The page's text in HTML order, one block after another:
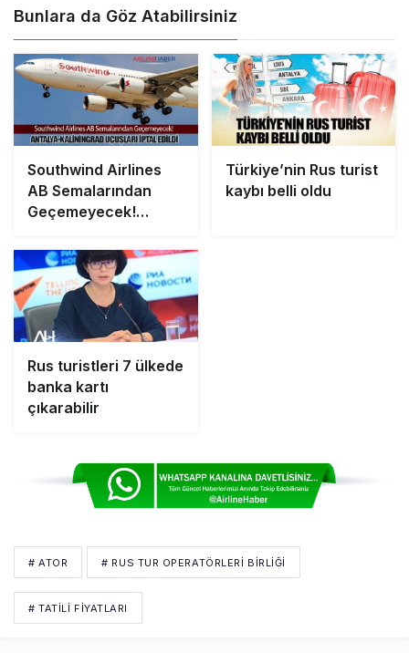
Bunlara da Göz Atabilirsiniz
Southwind Airlines
AB Semalarından
Geçemeyecek!
Uçuşları İptal Edildi
Türkiye’nin Rus turist
kaybı belli oldu
Rus turistleri 7 ülkede
banka kartı
çıkarabilir
# ATOR # RUS TUR OPERATÖRLERI BIRLIĞI
# TATILI FIYATLARI